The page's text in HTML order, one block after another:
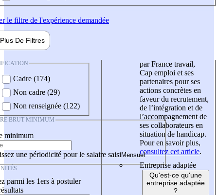
le filtre de l'expérience demandée
Plus De Filtres
Cadre (174)
Non cadre (29)
Non renseignée (122)
BRUT MINIMUM
minimum
une périodicité pour le salaire saisi
parmi les 1ers à postuler
par France travail,
Cap emploi et ses
partenaires pour ses
actions concrètes en
faveur du recrutement,
de l’intégration et de
l’accompagnement de
ses collaborateurs en
situation de handicap.
Pour en savoir plus,
consultez cet article.
Entreprise adaptée
Qu'est-ce qu'une
entreprise adaptée
?